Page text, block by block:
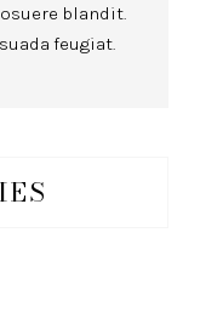
blandit.
feugiat.